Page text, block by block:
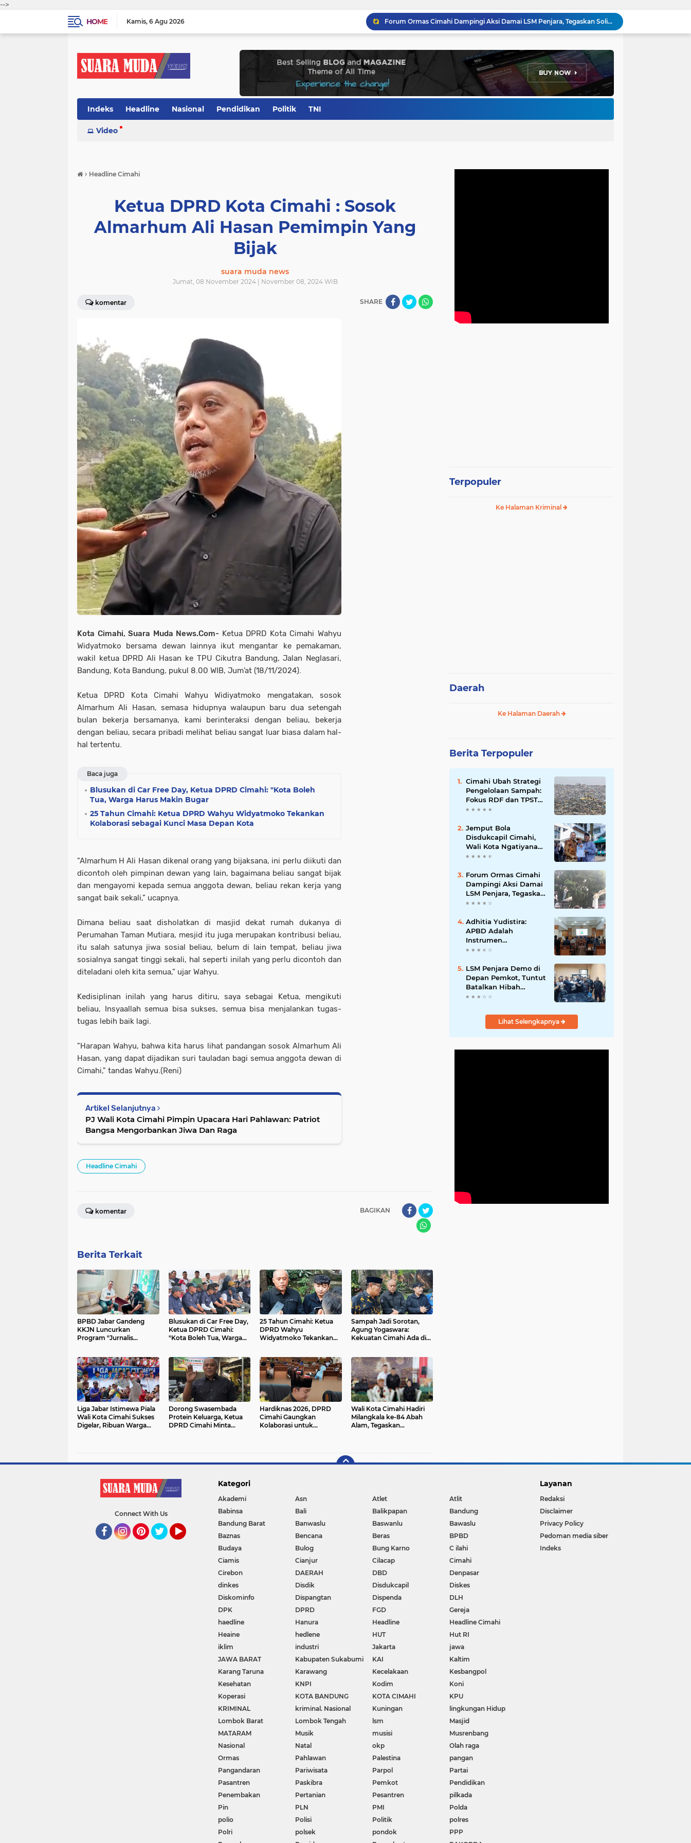
-->
HOME
Kamis 6 Agu 2026
Perkuat Keamanan Lingkungan, Bhabinkamtibmas Baros Gelar Pembinaan Siskamling di RW 06
Ribuan Buruh Cimahi Demo Tolak Pajak Progresif, DPRD Rekomendasikan 4 Tuntutan ke Presiden dan DPR RI
Jemput Bola Disdukcapil Cimahi, Wali Kota Ngatiyana Serahkan 771 Dokumen Baru untuk Warga Terdampak Ganti Nama Jalan
Adhitia Yudistira: APBD Adalah Instrumen Kesejahteraan, Bukan Sekadar Catatan Angka
LSM Penjara Demo di Depan Pemkot, Tuntut Batalkan Hibah Gedung dan Hentikan Tindakan Sewenang-wenang
Indeks Headline Nasional Pendidikan Politik TNI
Video
› Headline Cimahi
Ketua DPRD Kota Cimahi : Sosok
Almarhum Ali Hasan Pemimpin Yang
Bijak
suara muda news
Jumat, 08 November 2024 | November 08, 2024 WIB
komentar SHARE
Kota Cimahi, Suara Muda News.Com- Ketua DPRD Kota Cimahi Wahyu
Widyatmoko bersama dewan lainnya ikut mengantar ke pemakaman,
wakil ketua DPRD Ali Hasan ke TPU Cikutra Bandung, Jalan Neglasari,
Bandung, Kota Bandung, pukul 8.00 WIB, Jum’at (18/11/2024).
Ketua DPRD Kota Cimahi Wahyu Widiyatmoko mengatakan, sosok
Almarhum Ali Hasan, semasa hidupnya walaupun baru dua setengah
bulan bekerja bersamanya, kami berinteraksi dengan beliau, bekerja
dengan beliau, secara pribadi melihat beliau sangat luar biasa dalam hal-
hal tertentu.
Baca juga
Blusukan di Car Free Day, Ketua DPRD Cimahi: "Kota Boleh
Tua, Warga Harus Makin Bugar
25 Tahun Cimahi: Ketua DPRD Wahyu Widyatmoko Tekankan
Kolaborasi sebagai Kunci Masa Depan Kota
"Almarhum H Ali Hasan dikenal orang yang bijaksana, ini perlu diikuti dan
dicontoh oleh pimpinan dewan yang lain, bagaimana beliau sangat bijak
dan mengayomi kepada semua anggota dewan, beliau rekan kerja yang
sangat baik sekali,” ucapnya.
Dimana beliau saat disholatkan di masjid dekat rumah dukanya di
Perumahan Taman Mutiara, mesjid itu juga merupakan kontribusi beliau,
itu salah satunya jiwa sosial beliau, belum di lain tempat, beliau jiwa
sosialnya sangat tinggi sekali, hal seperti inilah yang perlu dicontoh dan
diteladani oleh kita semua,” ujar Wahyu.
Kedisiplinan inilah yang harus ditiru, saya sebagai Ketua, mengikuti
beliau, Insyaallah semua bisa sukses, semua bisa menjalankan tugas-
tugas lebih baik lagi.
"Harapan Wahyu, bahwa kita harus lihat pandangan sosok Almarhum Ali
Hasan, yang dapat dijadikan suri tauladan bagi semua anggota dewan di
Cimahi," tandas Wahyu.(Reni)
Artikel Selanjutnya
PJ Wali Kota Cimahi Pimpin Upacara Hari Pahlawan: Patriot
Bangsa Mengorbankan Jiwa Dan Raga
Headline Cimahi
BAGIKAN
komentar
Berita Terkait
BPBD Jabar Gandeng
KKJN Luncurkan
Program "Jurnalis
Blusukan di Car Free Day,
Ketua DPRD Cimahi:
"Kota Boleh Tua, Warga
25 Tahun Cimahi: Ketua
DPRD Wahyu
Widyatmoko Tekankan
Sampah Jadi Sorotan,
Agung Yogaswara:
Kekuatan Cimahi Ada di
Liga Jabar Istimewa Piala
Wali Kota Cimahi Sukses
Digelar, Ribuan Warga
Dorong Swasembada
Protein Keluarga, Ketua
DPRD Cimahi Minta
Hardiknas 2026, DPRD
Cimahi Gaungkan
Kolaborasi untuk
Wali Kota Cimahi Hadiri
Milangkala ke-84 Abah
Alam, Tegaskan
Terpopuler
Ke Halaman Kriminal
Daerah
Ke Halaman Daerah
Berita Terpopuler
Cimahi Ubah Strategi
Pengelolaan Sampah:
Fokus RDF dan TPST
untuk Kurangi
Jemput Bola
Disdukcapil Cimahi,
Wali Kota Ngatiyana
Serahkan 771
Warga Terdampak
Ganti Nama Jalan
Forum Ormas Cimahi
Dampingi Aksi Damai
LSM Penjara, Tegaskan
Solidaritas dan Jaga
Adhitia Yudistira:
APBD Adalah
Instrumen
Kesejahteraan, Bukan
Angka
LSM Penjara Demo di
Depan Pemkot, Tuntut
Batalkan Hibah
Gedung dan Hentikan
wenang
Lihat Selengkapnya
Connect With Us
Kategori
Akademi Asn Atlet
Atlit
Babinsa
Bali Balikpapan
Bandung
Bandung Barat
Banwaslu Baswanlu
Bawaslu
Baznas
Bencana Beras
BPBD
Budaya
Bulog Bung Karno
C ilahi
Ciamis
Cianjur Cilacap
Cimahi
Cirebon
DAERAH DBD
Denpasar
dinkes
Disdik Disdukcapil
Diskes
Diskominfo
Dispangtan Dispenda
DLH
DPK
DPRD FGD
Gereja
haedline
Hanura Headline
Headline Cimahi
Heaine
hedlene HUT
Hut RI
iklim
industri Jakarta
jawa
JAWA BARAT
Kabupaten Sukabumi KAI
Kaltim
Karang Taruna
Karawang Kecelakaan
Kesbangpol
Kesehatan
KNPI Kodim
Koni
Koperasi
KOTA BANDUNG KOTA CIMAHI
KPU
KRIMINAL
kriminal. Nasional Kuningan
lingkungan Hidup
Lombok Barat
Lombok Tengah lsm
Masjid
MATARAM
Musik musisi
Musrenbang
Nasional
Natal okp
Olah raga
Ormas
Pahlawan Palestina
pangan
Pangandaran
Pariwisata Parpol
Partai
Pasantren
Paskibra Pemkot
Pendidikan
Penembakan
Pertanian Pesantren
pilkada
Pin
PLN PMI
Polda
polio
Polisi Politik
polres
Polri
polsek pondok
PPP
Layanan
Redaksi
Disclaimer
Privacy Policy
Pedoman media siber
Indeks